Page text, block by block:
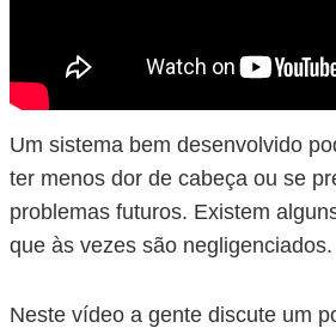
Um sistema bem desenvolvido
ter menos dor de cabeça ou se
problemas futuros. Existem
que às vezes são negligenciados.
Neste vídeo a gente discute um